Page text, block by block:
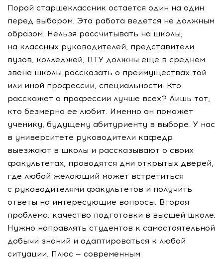
Порой старшеклассник остается один на один
перед выбором. Эта работа ведется не должным
образом. Нельзя рассчитывать на школы,
на классных руководителей, представители
вузов, колледжей, ПТУ должны еще в среднем
звене школы рассказать о преимуществах той
или иной профессии, специальности. Кто
расскажет о профессии лучше всех? Лишь тот,
кто безмерно ее любит. Именно он поможет
ученику, будущему абитуриенту в выборе. У нас
в университете руководители кафедр
выезжают в школы и рассказывают о своих
факультетах, проводятся дни открытых дверей,
где любой желающий может встретиться
с руководителями факультетов и получить
ответы на интересующие вопросы. Вторая
проблема: качество подготовки в высшей школе.
Нужно направлять студентов к самостоятельной
добычи знаний и адаптироваться к любой
ситуации. Плюс — современным